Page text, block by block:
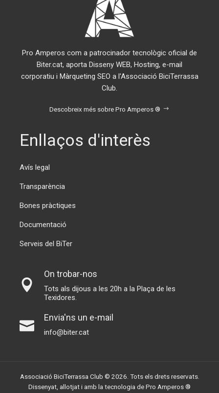
Pro Amperos com a patrocinador tecnològic oficial de
Biter.cat, aporta Disseny WEB, Hosting, e-mail
corporatiu i Màrqueting SEO a l'Associació BiciTerrassa
Club.
Descobreix més sobre Pro Amperos ®
Enllaços d'interès
Avís legal
Transparència
Bones pràctiques
Documentació
Serveis del BiTer
On trobar-nos
Tots als dijous a les 20h a la Plaça de les
Texidores.
Envia'ns un e-mail
info@biter.cat
Associació BiciTerrassa Club © 2026. Tots els drets reservats.
Dissenyat, allotjat i amb la tecnologia dePro Amperos ®